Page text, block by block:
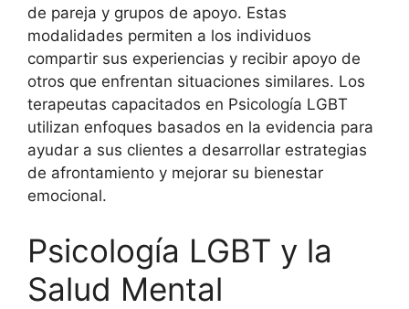
de pareja y grupos de apoyo. Estas
modalidades permiten a los individuos
compartir sus experiencias y recibir apoyo de
otros que enfrentan situaciones similares. Los
terapeutas capacitados en Psicología LGBT
utilizan enfoques basados en la evidencia para
ayudar a sus clientes a desarrollar estrategias
de afrontamiento y mejorar su bienestar
emocional.
Psicología LGBT y la
Salud Mental